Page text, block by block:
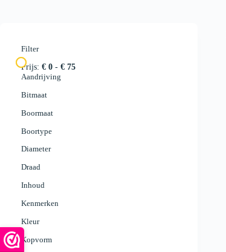
Filter
Prijs: € 0 - € 75
Aandrijving
Bitmaat
Boormaat
Boortype
Diameter
Draad
Inhoud
Kenmerken
Kleur
Kopvorm